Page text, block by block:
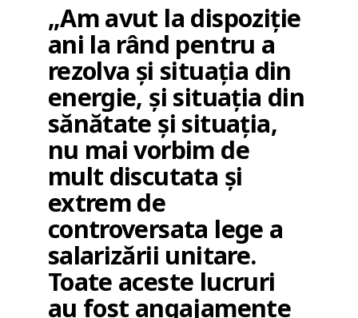
„Am avut la dispoziție
ani la rând pentru a
rezolva și situația din
energie, și situația din
sănătate și situația,
nu mai vorbim de
mult discutata și
extrem de
controversata lege a
salarizării unitare.
Toate aceste lucruri
au fost angajamente